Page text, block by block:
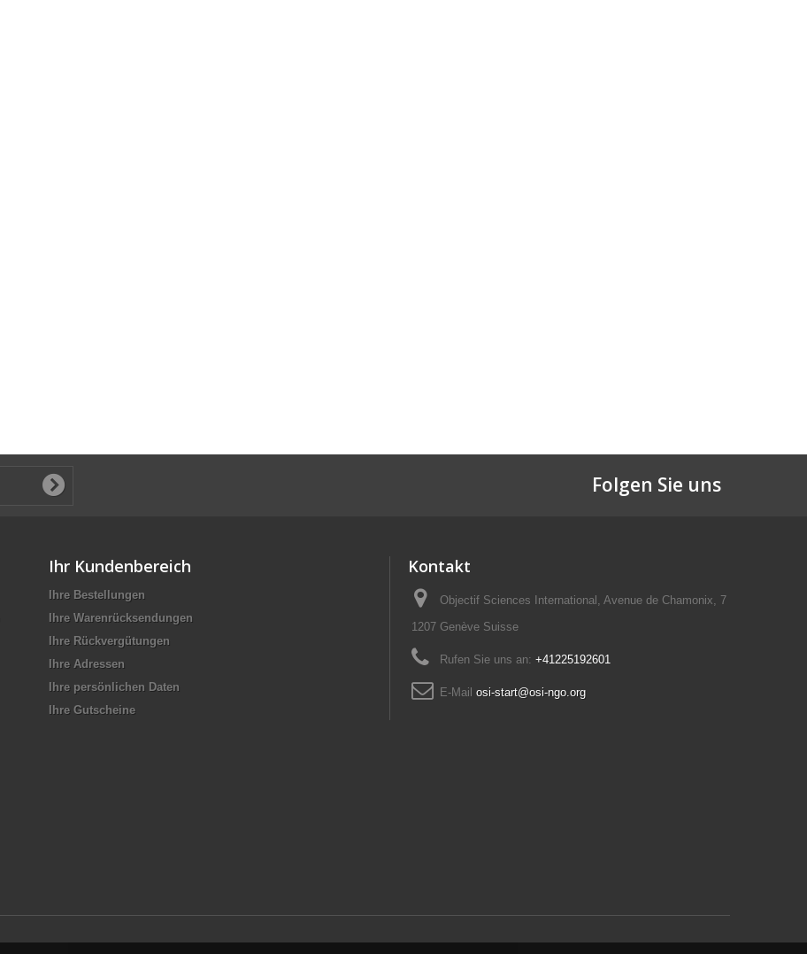
Folgen Sie uns
Ihr Kundenbereich
Ihre Bestellungen
Ihre Warenrücksendungen
Ihre Rückvergütungen
Ihre Adressen
Ihre persönlichen Daten
Ihre Gutscheine
Kontakt
Objectif Sciences International, Avenue de Chamonix, 7
1207 Genève Suisse
Rufen Sie uns an: +41225192601
E-Mail osi-start@osi-ngo.org